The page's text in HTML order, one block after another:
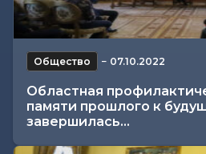
Общество − 07.10.2022
Областная
памяти прошлого к
завершилась...